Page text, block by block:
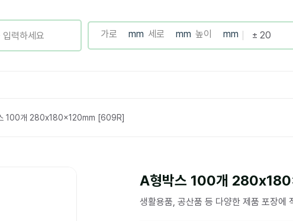
100개 280x180x120mm [609R]
A형박스 100개
생활용품, 공산품 등 다양한 제품 포장에